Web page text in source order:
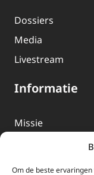
Om de beste
Dossiers
Media
Livestream
Informatie
Missie